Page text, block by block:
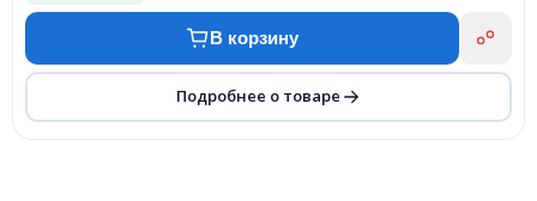
В корзину
Подробнее о товаре